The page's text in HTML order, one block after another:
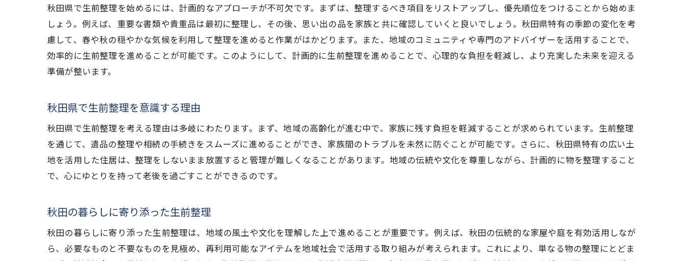
秋田県ならではの生前整理の工夫
地域文化に合わせた整理術の提案
秋田での効果的な生前整理の手法
秋田県の習慣を活かす生前整理法
秋田での安らぎを生む生前整理の効果
心に安心を与える秋田の生前整理
生前整理で秋田に心地よさをプラス
秋田での生前整理の手順とその利点
生前整理が秋田で役立つ理由とは
秋田県で生前整理を始めるには、計画的なアプローチが不可欠です。まずは、整理するべき項目をリストアップし、優先順位をつけることから始めま
しょう。例えば、重要な書類や貴重品は最初に整理し、その後、思い出の品を家族と共に確認していくと良いでしょう。秋田県特有の季節の変化を考
慮して、春や秋の穏やかな気候を利用して整理を進めると作業がはかどります。また、地域のコミュニティや専門のアドバイザーを活用することで、
効率的に生前整理を進めることが可能です。このようにして、計画的に生前整理を進めることで、心理的な負担を軽減し、より充実した未来を迎える
準備が整います。
秋田県で生前整理を意識する理由
秋田県で生前整理を考える理由は多岐にわたります。まず、地域の高齢化が進む中で、家族に残す負担を軽減することが求められています。生前整理
を通じて、遺品の整理や相続の手続きをスムーズに進めることができ、家族間のトラブルを未然に防ぐことが可能です。さらに、秋田県特有の広い土
地を活用した住居は、整理をしないまま放置すると管理が難しくなることがあります。地域の伝統や文化を尊重しながら、計画的に物を整理すること
で、心にゆとりを持って老後を過ごすことができるのです。
秋田の暮らしに寄り添った生前整理
秋田の暮らしに寄り添った生前整理は、地域の風土や文化を理解した上で進めることが重要です。例えば、秋田の伝統的な家屋や庭を有効活用しなが
ら、必要なものと不要なものを見極め、再利用可能なアイテムを地域社会で活用する取り組みが考えられます。これにより、単なる物の整理にとどま